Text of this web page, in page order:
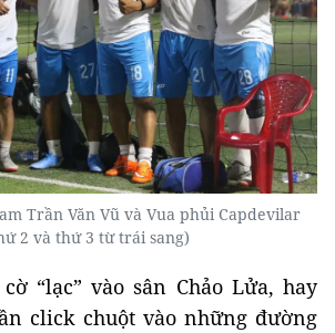
Trần Văn Vũ và Vua phủi Capdevilar
2 và thứ 3 từ trái sang)
“lạc” vào sân Chảo Lửa, hay
click chuột vào những đường